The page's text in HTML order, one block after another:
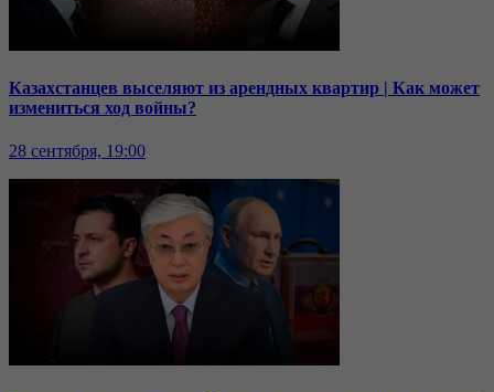
Казахстанцев выселяют из арендных квартир | Как может
измениться ход войны?
28 сентября, 19:00